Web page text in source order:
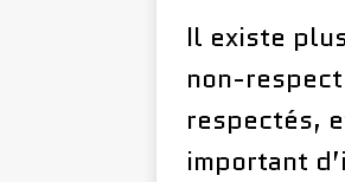
Il existe
non-
respectés,
important